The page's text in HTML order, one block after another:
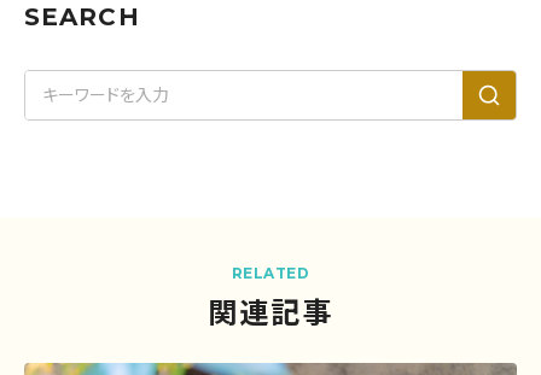
SEARCH
RELATED
関連記事